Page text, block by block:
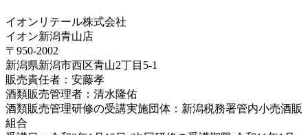
イオンリテール株式会社
イオン新潟青山店
〒950-2002
新潟県新潟市西区青山2丁目5-1
販売責任者：安藤孝
酒類販売管理者：清水隆佑
酒類販売管理研修の受講実施団体：新潟税務署管内小売酒販
組合